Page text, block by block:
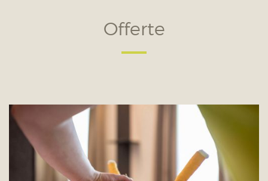
Offerte